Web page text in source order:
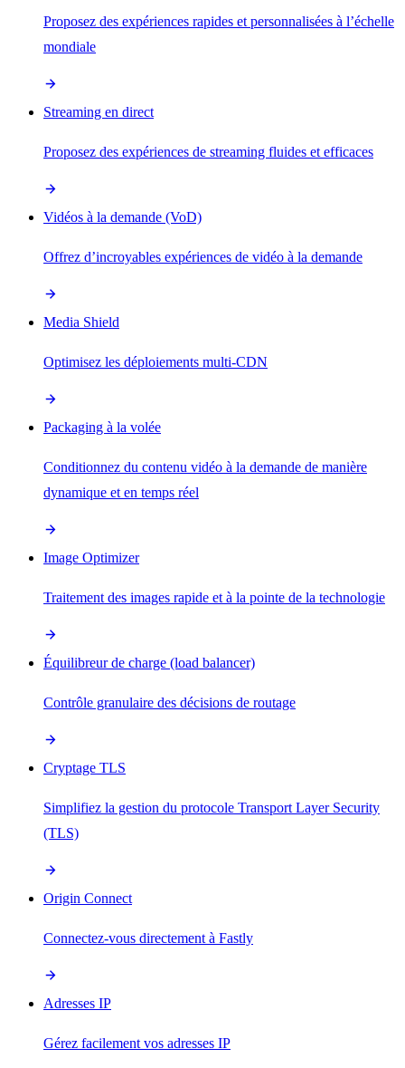
Proposez des expériences rapides et personnalisées à l’échelle
mondiale
Streaming en direct
Proposez des expériences de streaming fluides et efficaces
Vidéos à la demande (VoD)
Offrez d’incroyables expériences de vidéo à la demande
Media Shield
Optimisez les déploiements multi-CDN
Packaging à la volée
Conditionnez du contenu vidéo à la demande de manière
dynamique et en temps réel
Image Optimizer
Traitement des images rapide et à la pointe de la technologie
Équilibreur de charge (load balancer)
Contrôle granulaire des décisions de routage
Cryptage TLS
Simplifiez la gestion du protocole Transport Layer Security
(TLS)
Origin Connect
Connectez-vous directement à Fastly
Adresses IP
Gérez facilement vos adresses IP